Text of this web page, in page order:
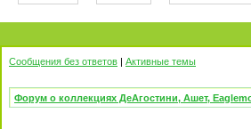
Сообщения без ответов | Активные темы
Форум о коллекциях ДеАгостини, Ашет,